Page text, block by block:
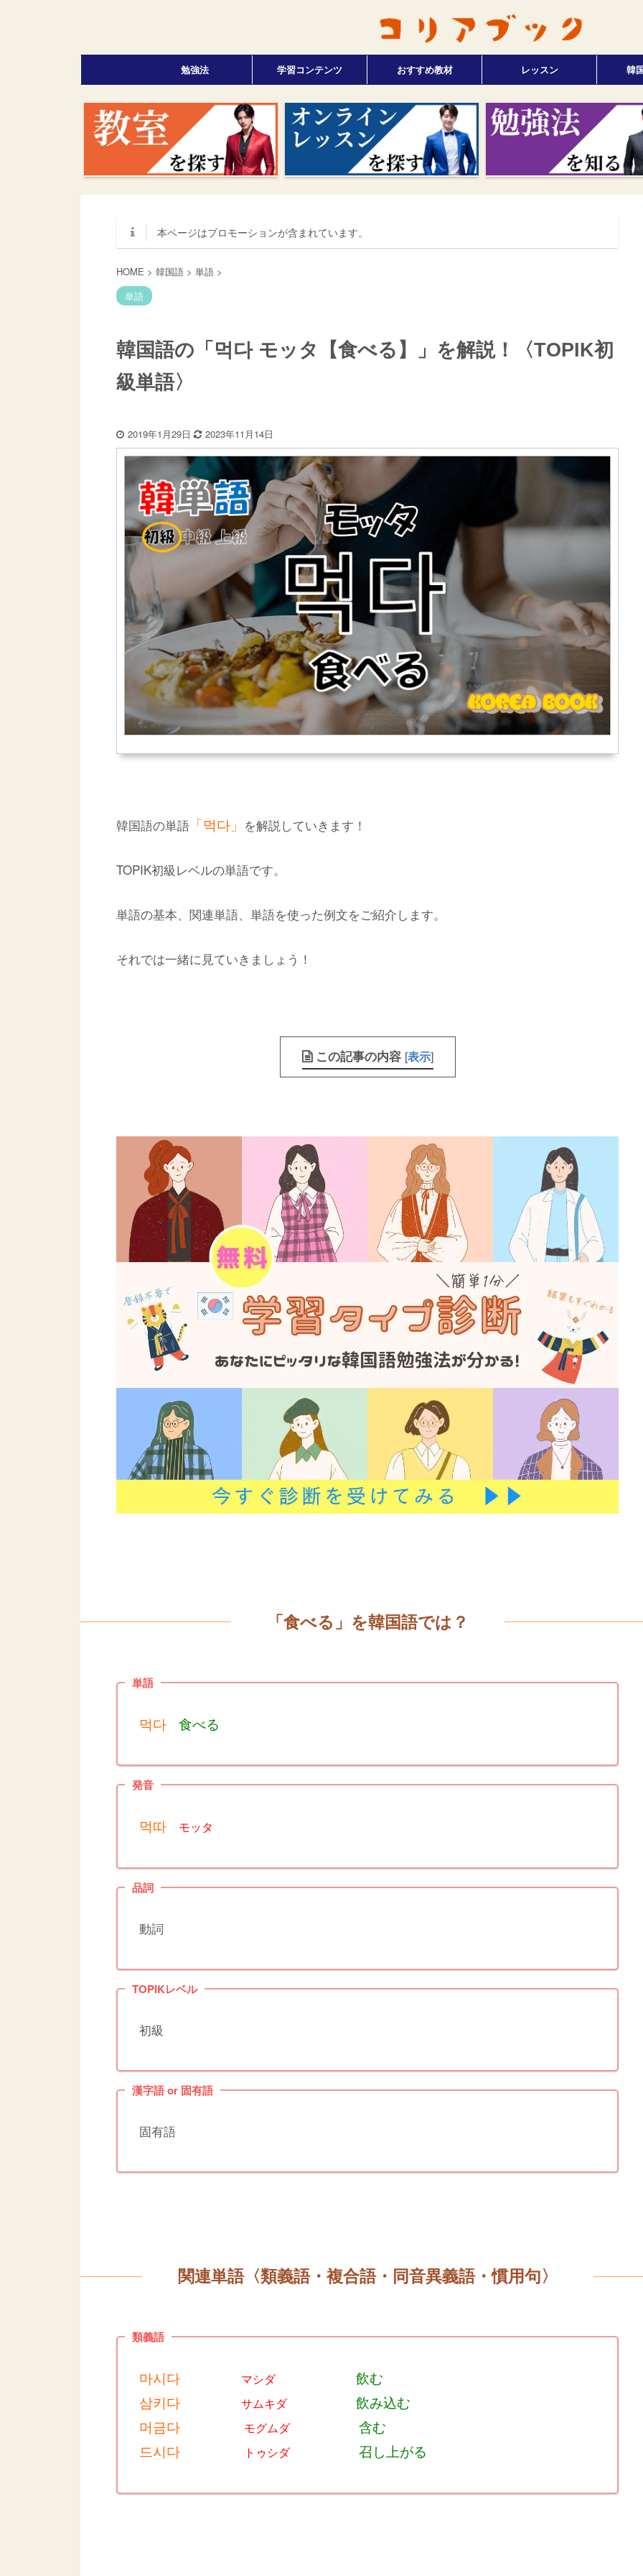
勉強法 学習コンテンツ おすすめ教材 レッスン 韓
本ページはプロモーションが含まれています。
HOME > 韓国語 > 単語 >
単語
韓国語の「먹다 モッタ【食べる】」を解説！〈TOPIK初
級単語〉
2019年1月29日 2023年11月14日
韓国語の単語 「먹다」 を解説していきます！
TOPIK初級レベルの単語です。
単語の基本、関連単語、単語を使った例文をご紹介します。
それでは一緒に見ていきましょう！
この記事の内容 [表示]
「食べる 」を韓国語では？
単語
먹다 食べる
発音
먹따 モッタ
品詞
動詞
TOPIKレベル
初級
漢字語 or 固有語
固有語
関連単語〈類義語・複合語・同音異義語・慣用句〉
類義語
마시다 マシダ 飲む
삼키다
サムキダ 飲み込む
머금다
モグムダ 含む
드시다
トゥシダ 召し上がる